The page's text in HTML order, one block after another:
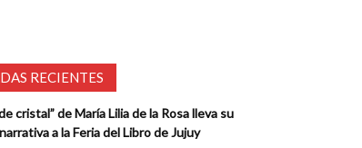
RECIENTES
cristal” de María Lilia de la Rosa lleva su
a la Feria del Libro de Jujuy